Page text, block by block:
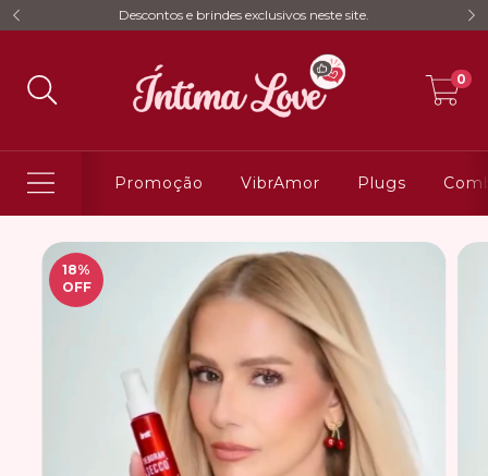
Descontos e brindes exclusivos neste site.
0
Promoção VibrAmor Plugs
18%
OFF